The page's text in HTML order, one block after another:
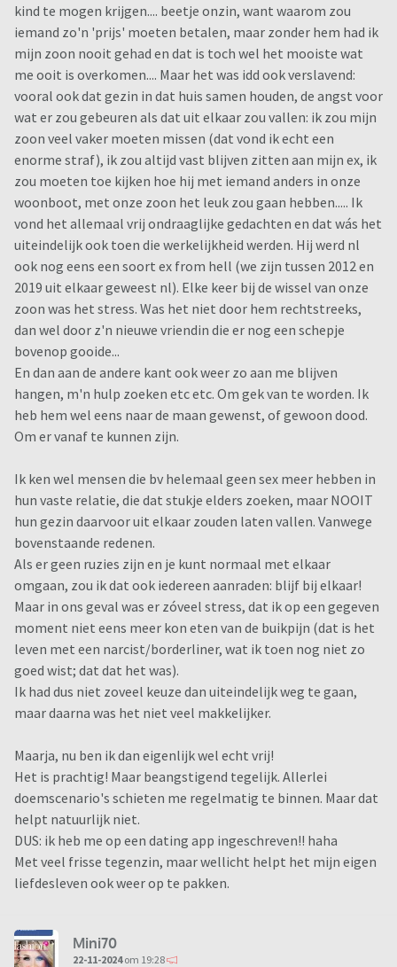
kind te mogen krijgen.... beetje onzin, want waarom zou
iemand zo'n 'prijs' moeten betalen, maar zonder hem had ik
mijn zoon nooit gehad en dat is toch wel het mooiste wat
me ooit is overkomen.... Maar het was idd ook verslavend:
vooral ook dat gezin in dat huis samen houden, de angst voor
wat er zou gebeuren als dat uit elkaar zou vallen: ik zou mijn
zoon veel vaker moeten missen (dat vond ik echt een
enorme straf), ik zou altijd vast blijven zitten aan mijn ex, ik
zou moeten toe kijken hoe hij met iemand anders in onze
woonboot, met onze zoon het leuk zou gaan hebben..... Ik
vond het allemaal vrij ondraaglijke gedachten en dat wás het
uiteindelijk ook toen die werkelijkheid werden. Hij werd nl
ook nog eens een soort ex from hell (we zijn tussen 2012 en
2019 uit elkaar geweest nl). Elke keer bij de wissel van onze
zoon was het stress. Was het niet door hem rechtstreeks,
dan wel door z'n nieuwe vriendin die er nog een schepje
bovenop gooide...
En dan aan de andere kant ook weer zo aan me blijven
hangen, m'n hulp zoeken etc etc. Om gek van te worden. Ik
heb hem wel eens naar de maan gewenst, of gewoon dood.
Om er vanaf te kunnen zijn.
Ik ken wel mensen die bv helemaal geen sex meer hebben in
hun vaste relatie, die dat stukje elders zoeken, maar NOOIT
hun gezin daarvoor uit elkaar zouden laten vallen. Vanwege
bovenstaande redenen.
Als er geen ruzies zijn en je kunt normaal met elkaar
omgaan, zou ik dat ook iedereen aanraden: blijf bij elkaar!
Maar in ons geval was er zóveel stress, dat ik op een gegeven
moment niet eens meer kon eten van de buikpijn (dat is het
leven met een narcist/borderliner, wat ik toen nog niet zo
goed wist; dat dat het was).
Ik had dus niet zoveel keuze dan uiteindelijk weg te gaan,
maar daarna was het niet veel makkelijker.
Maarja, nu ben ik dan eigenlijk wel echt vrij!
Het is prachtig! Maar beangstigend tegelijk. Allerlei
doemscenario's schieten me regelmatig te binnen. Maar dat
helpt natuurlijk niet.
DUS: ik heb me op een dating app ingeschreven!! haha
Met veel frisse tegenzin, maar wellicht helpt het mijn eigen
liefdesleven ook weer op te pakken.
Mini70
22-11-2024om 19:28